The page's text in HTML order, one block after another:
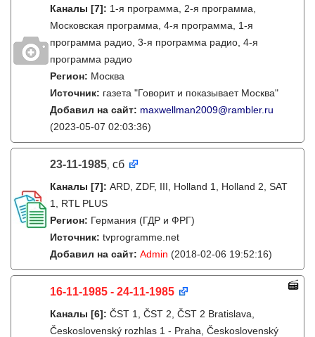
Каналы [7]: 1-я программа, 2-я программа,
Московская программа, 4-я программа, 1-я
программа радио, 3-я программа радио, 4-я
программа радио
Регион: Москва
Источник: газета "Говорит и показывает Москва"
Добавил на сайт: maxwellman2009@rambler.ru
(2023-05-07 02:03:36)
23-11-1985, сб
Каналы [7]: ARD, ZDF, III, Holland 1, Holland 2, SAT
1, RTL PLUS
Регион: Германия (ГДР и ФРГ)
Источник: tvprogramme.net
Добавил на сайт: Admin (2018-02-06 19:52:16)
16-11-1985 - 24-11-1985
Каналы [6]: ČST 1, ČST 2, ČST 2 Bratislava,
Československý rozhlas 1 - Praha, Československý